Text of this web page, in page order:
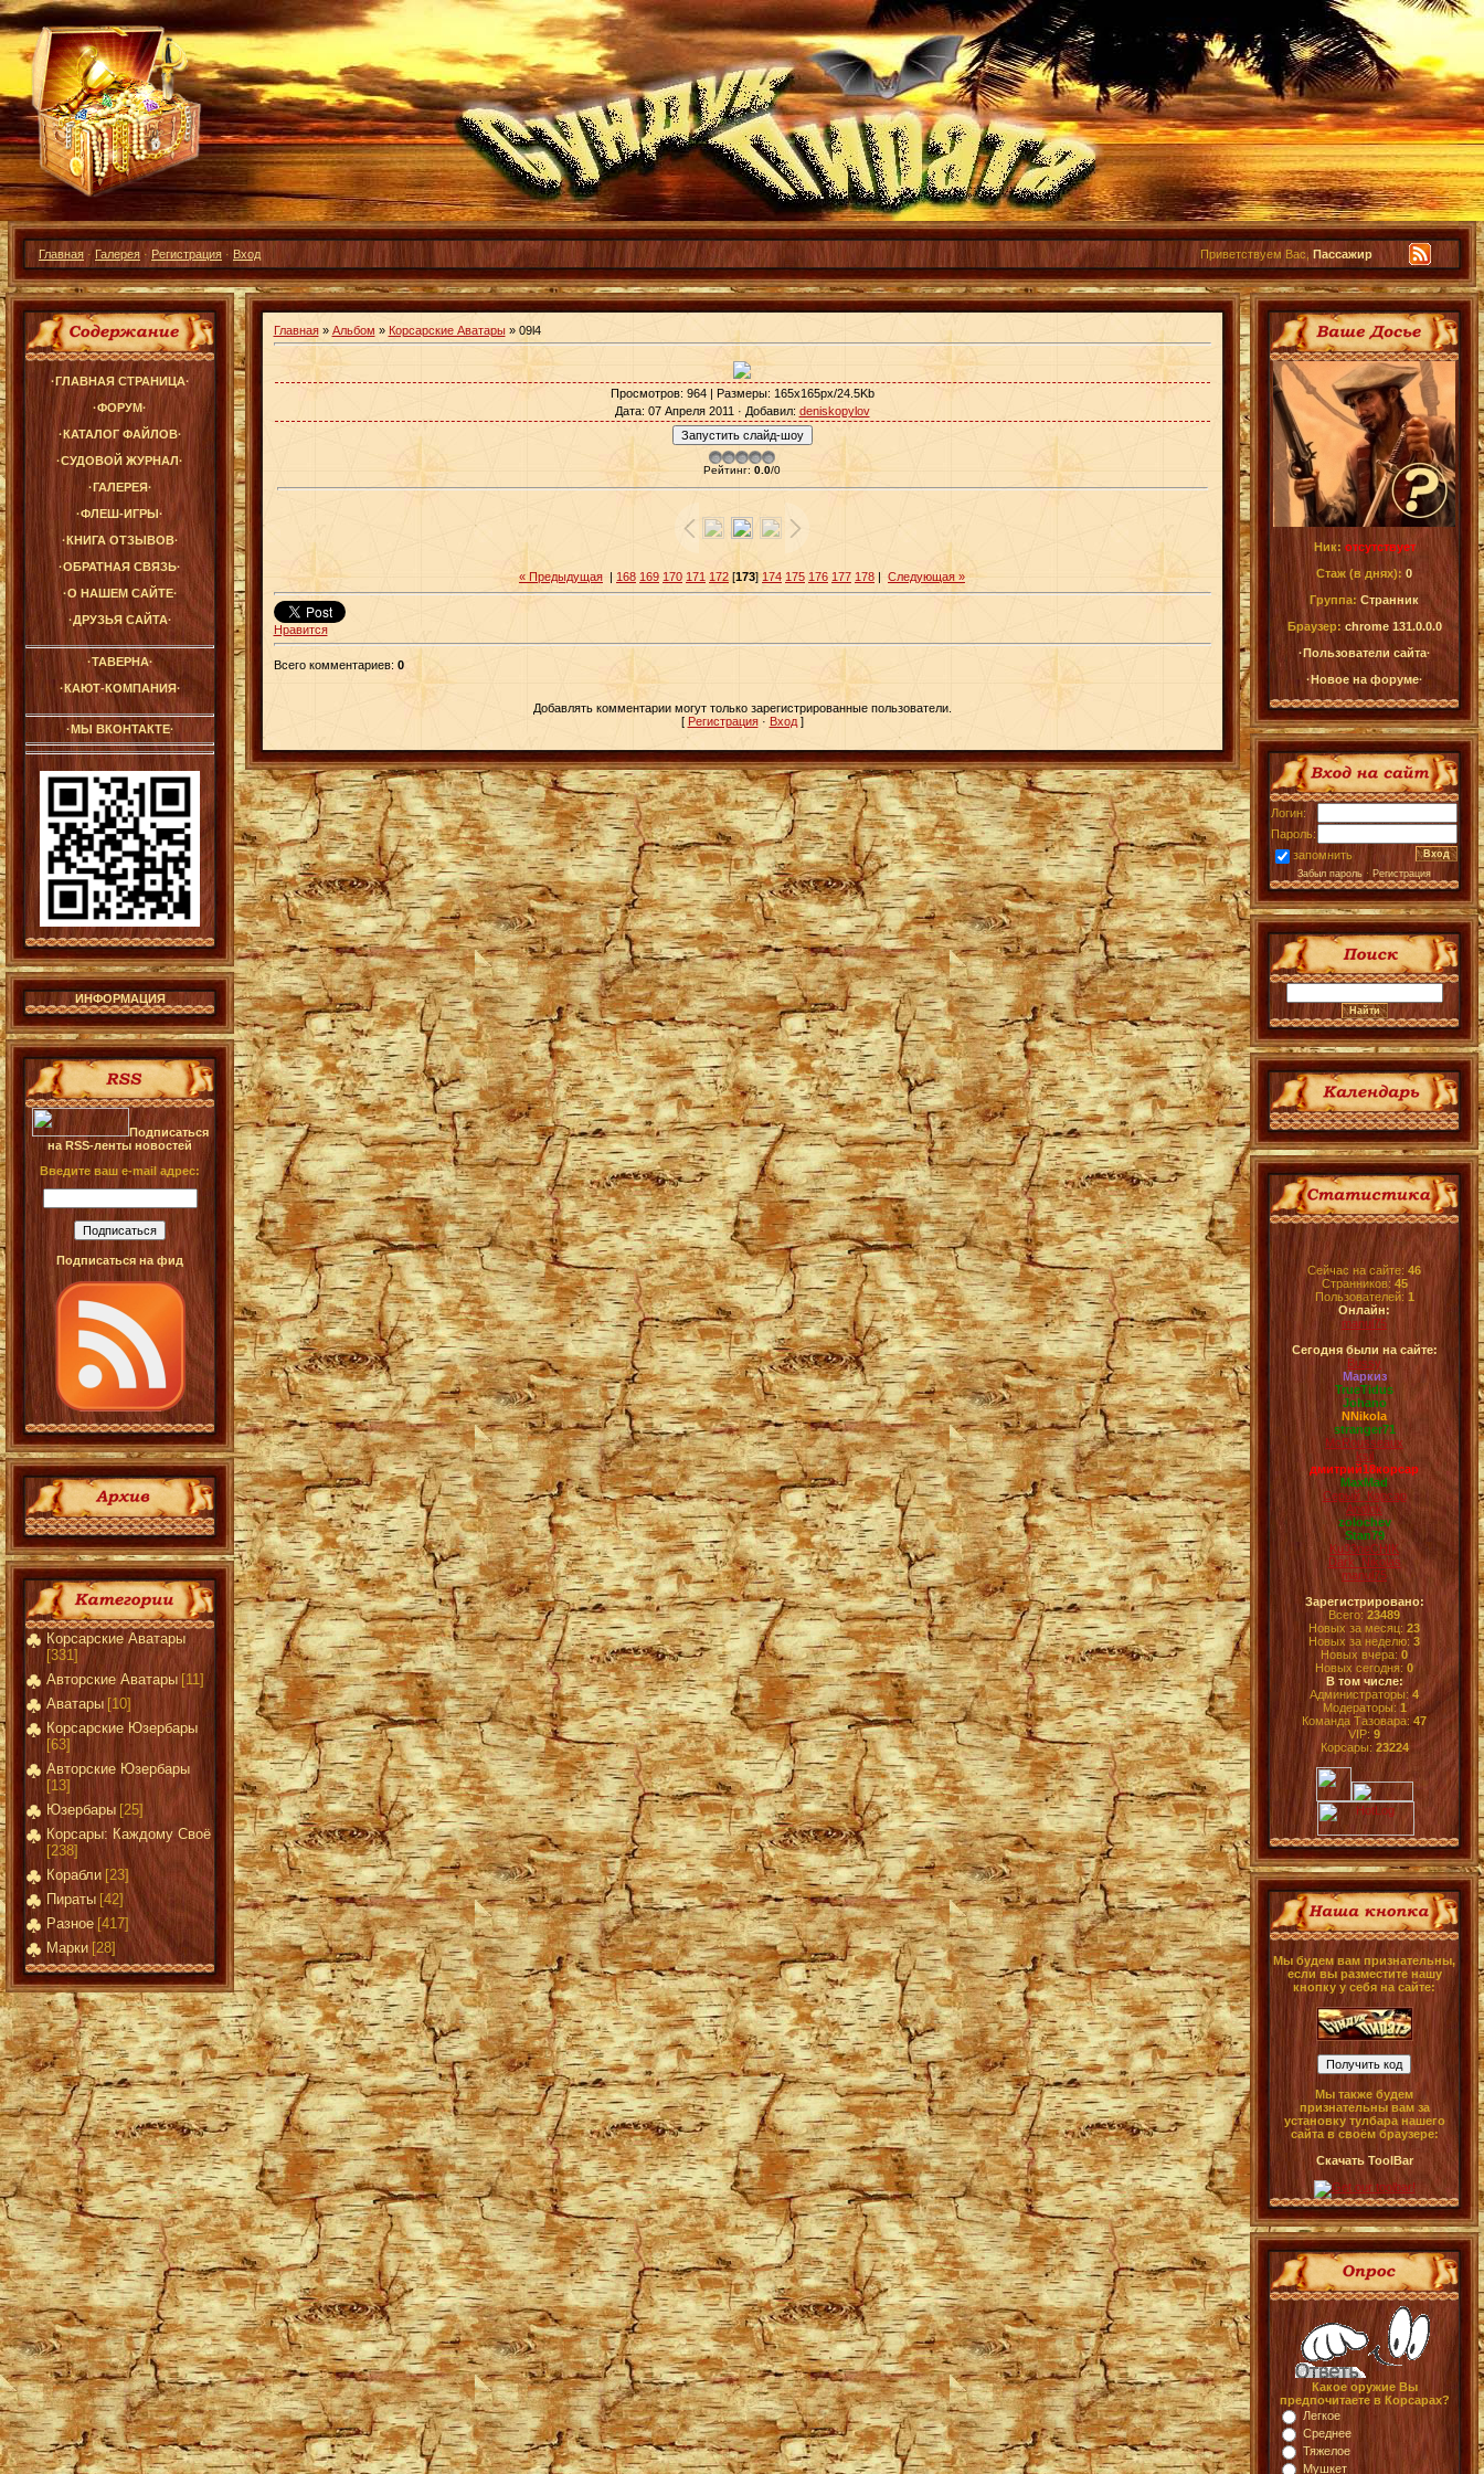
Главная · Галерея · Регистрация · Вход Приветствуем Вас, Пассажир
·ГЛАВНАЯ СТРАНИЦА·
·ФОРУМ·
·КАТАЛОГ ФАЙЛОВ·
·СУДОВОЙ ЖУРНАЛ·
·ГАЛЕРЕЯ·
·ФЛЕШ-ИГРЫ·
·КНИГА ОТЗЫВОВ·
·ОБРАТНАЯ СВЯЗЬ·
·О НАШЕМ САЙТЕ·
·ДРУЗЬЯ САЙТА·
·ТАВЕРНА·
·КАЮТ-КОМПАНИЯ·
·МЫ ВКОНТАКТЕ·
ИНФОРМАЦИЯ
Подписаться
на RSS-ленты новостей
Введите ваш e-mail адрес:
Подписаться на фид
Корсарские Аватары
[331]
Авторские Аватары [11]
Аватары [10]
Корсарские Юзербары
[63]
Авторские Юзербары
[13]
Юзербары [25]
Корсары: Каждому Своё
[238]
Корабли [23]
Пираты [42]
Разное [417]
Марки [28]
Главная» Альбом » Корсарские Аватары» 09l4
Просмотров: 964 | Размеры: 165x165px/24.5Kb
Дата: 07 Апреля 2011 · Добавил: deniskopylov
Рейтинг: 0.0/0
« Предыдущая | 168 169 170 171 172 [173]174 175 176 177 178 | Следующая »
Нравится
Всего комментариев: 0
Добавлять комментарии могут только зарегистрированные пользователи.
[ Регистрация· Вход]
Ник: отсутствует
Стаж (в днях): 0
Группа: Странник
Браузер: chrome 131.0.0.0
·Пользователи сайта·
·Новое на форуме·
Логин:
Пароль:
запомнить
Забыл пароль · Регистрация
Сейчас на сайте: 46
Странников: 45
Пользователей: 1
Онлайн:
manul75
Сегодня были на сайте:
Bussy
Маркиз
TrueTidus
Johano
NNikola
stranger71
McRousseaux
ksil
дмитрий18корсар
MaxMad
Серый_Корсар
Andlok
zolochev
Stan79
Ku33neCHIK
Dark_Nikolas
manul75
Зарегистрировано:
Всего:23489
Новых за месяц: 23
Новых за неделю: 3
Новых вчера: 0
Новых сегодня: 0
В том числе:
Администраторы: 4
Модераторы: 1
Команда Тазовара: 47
VIP: 9
Корсары: 23224
Мы будем вам признательны,
если вы разместите нашу
кнопку у себя на сайте:
Мы также будем
признательны вам за
установку тулбара нашего
сайта в своём браузере:
Скачать ToolBar
Какое оружие Вы
предпочитаете в Корсарах?
Легкое
Среднее
Тяжелое
Мушкет